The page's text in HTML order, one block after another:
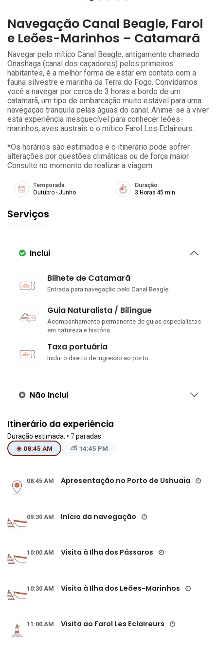
Navegação Canal Beagle, Farol
e Leões-Marinhos – Catamarã
Navegar pelo mítico Canal Beagle, antigamente chamado
Onashaga (canal dos caçadores) pelos primeiros
habitantes, é a melhor forma de estar em contato com a
fauna silvestre e marinha da Terra do Fogo. Convidamos
você a navegar por cerca de 3 horas a bordo de um
catamarã, um tipo de embarcação muito estável para uma
navegação tranquila pelas águas do canal. Anime-se a viver
esta experiência inesquecível para conhecer leões-
marinhos, aves austrais e o mítico Farol Les Eclaireurs.
*Os horários são estimados e o itinerário pode sofrer
alterações por questões climáticas ou de força maior.
Consulte no momento de realizar a viagem.
Temporada:
Outubro - Junho
Duração:
3 Horas 45 min
Serviços
Inclui
Bilhete de Catamarã
Entrada para navegação pelo Canal Beagle.
Guia Naturalista / Bilíngue
Acompanhamento permanente de guias especialistas
em natureza e história.
Taxa portuária
Inclui o direito de ingresso ao porto.
Não Inclui
Itinerário da experiência
Duração estimada: • 7paradas
☀️ 08:45 AM
⛅ 14:45 PM
08:45 AM Apresentação no Porto de Ushuaia
09:30 AM Início da navegação
10:00 AM Visita à Ilha dos Pássaros
10:30 AM Visita à Ilha dos Leões-Marinhos
11:00 AM Visita ao Farol Les Eclaireurs